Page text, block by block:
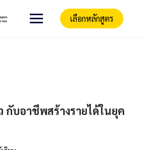
เลือกหลักสูตร
กับอาชีพสร้างรายได้ในยุค